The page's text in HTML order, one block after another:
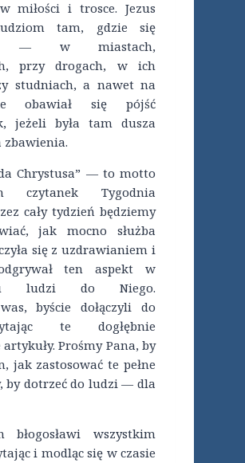
miłości i trosce. Jezus
tam, gdzie się
— w miastach,
przy drogach, w ich
studniach, a nawet na
obawiał się pójść
jeżeli była tam dusza
zbawienia.
Chrystusa” — to motto
czytanek Tygodnia
cały tydzień będziemy
jak mocno służba
się z uzdrawianiem i
ten aspekt w
ludzi do Niego.
byście dołączyli do
te dogłębnie
Prośmy Pana, by
jak zastosować te pełne
by dotrzeć do ludzi — dla
błogosławi wszystkim
i modląc się w czasie